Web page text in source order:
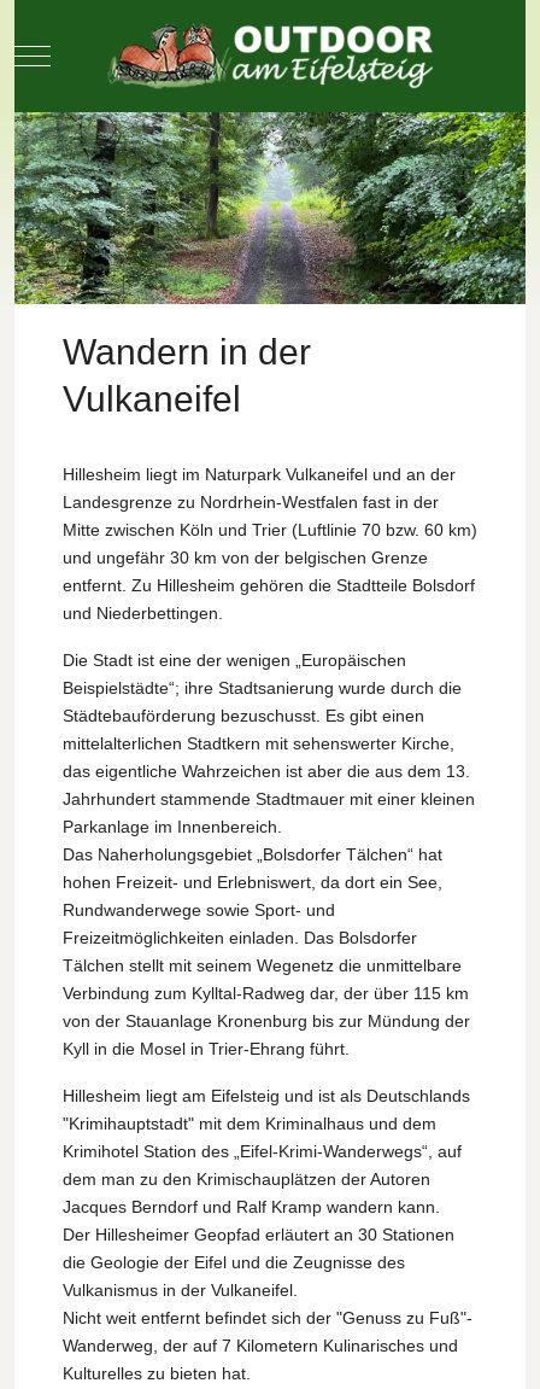
Mobile Menu Toggle
Wandern in der
Vulkaneifel
Hillesheim liegt im Naturpark Vulkaneifel und an der
Landesgrenze zu Nordrhein-Westfalen fast in der
Mitte zwischen Köln und Trier (Luftlinie 70 bzw. 60 km)
und ungefähr 30 km von der belgischen Grenze
entfernt. Zu Hillesheim gehören die Stadtteile Bolsdorf
und Niederbettingen.
Die Stadt ist eine der wenigen „Europäischen
Beispielstädte“; ihre Stadtsanierung wurde durch die
Städtebauförderung bezuschusst. Es gibt einen
mittelalterlichen Stadtkern mit sehenswerter Kirche,
das eigentliche Wahrzeichen ist aber die aus dem 13.
Jahrhundert stammende Stadtmauer mit einer kleinen
Parkanlage im Innenbereich.
Das Naherholungsgebiet „Bolsdorfer Tälchen“ hat
hohen Freizeit- und Erlebniswert, da dort ein See,
Rundwanderwege sowie Sport- und
Freizeitmöglichkeiten einladen. Das Bolsdorfer
Tälchen stellt mit seinem Wegenetz die unmittelbare
Verbindung zum Kylltal-Radweg dar, der über 115 km
von der Stauanlage Kronenburg bis zur Mündung der
Kyll in die Mosel in Trier-Ehrang führt.
Hillesheim liegt am Eifelsteig und ist als Deutschlands
"Krimihauptstadt" mit dem Kriminalhaus und dem
Krimihotel Station des „Eifel-Krimi-Wanderwegs“, auf
dem man zu den Krimischauplätzen der Autoren
Jacques Berndorf und Ralf Kramp wandern kann.
Der Hillesheimer Geopfad erläutert an 30 Stationen
die Geologie der Eifel und die Zeugnisse des
Vulkanismus in der Vulkaneifel.
Nicht weit entfernt befindet sich der "Genuss zu Fuß"-
Wanderweg, der auf 7 Kilometern Kulinarisches und
Kulturelles zu bieten hat.